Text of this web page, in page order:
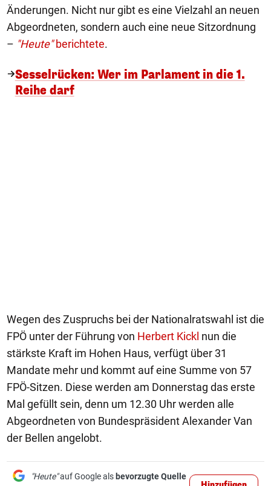
Änderungen. Nicht nur gibt es eine Vielzahl an neuen
Abgeordneten, sondern auch eine neue Sitzordnung
– "Heute"berichtete.
Sesselrücken: Wer im Parlament in die 1.
Reihe darf
Wegen des Zuspruchs bei der Nationalratswahl ist die
FPÖ unter der Führung von Herbert Kickl nun die
stärkste Kraft im Hohen Haus, verfügt über 31
Mandate mehr und kommt auf eine Summe von 57
FPÖ-Sitzen. Diese werden am Donnerstag das erste
Mal gefüllt sein, denn um 12.30 Uhr werden alle
Abgeordneten von Bundespräsident Alexander Van
der Bellen angelobt.
"Heute"auf Google als bevorzugte Quelle